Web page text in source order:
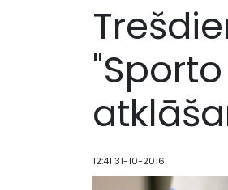
12:41 31-10-2016